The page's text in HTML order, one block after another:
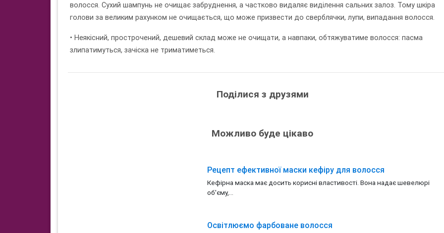
волосся. Сухий шампунь не очищає забруднення, а частково видаляє виділення сальних залоз. Тому шкіра
голови за великим рахунком не очищається, що може призвести до сверблячки, лупи, випадання волосся.
• Неякісний, прострочений, дешевий склад може не очищати, а навпаки, обтяжуватиме волосся: пасма
злипатимуться, зачіска не триматиметься.
Поділися з друзями
Можливо буде цікаво
Рецепт ефективної маски кефіру для волосся
Кефірна маска має досить корисні властивості. Вона надає шевелюрі
об'єму,...
Освітлюємо фарбоване волосся